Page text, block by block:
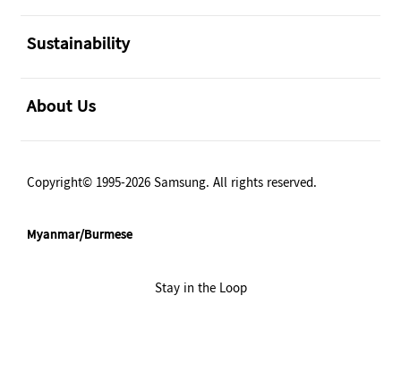
Sustainability
About Us
Copyright© 1995-2026 Samsung. All rights reserved.
Myanmar/Burmese
Stay in the Loop